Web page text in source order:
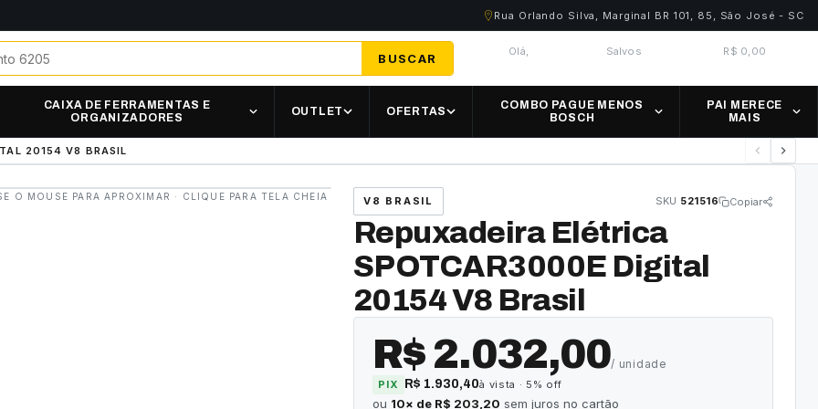
Rua Orlando Silva, Marginal BR 101, 85, São José - SC
BUSCAR
Olá,
Salvos
R$ 0,00
CAIXA DE FERRAMENTAS E
ORGANIZADORES
OUTLET OFERTAS
COMBO PAGUE MENOS
BOSCH
PAI MERECE
MAIS
20154 V8 BRASIL
O MOUSE PARA APROXIMAR · CLIQUE PARA TELA CHEIA V8 BRASIL SKU 521516 Copiar
Repuxadeira Elétrica
SPOTCAR3000E Digital
20154 V8 Brasil
R$ 2.032,00/ unidade
PIX R$ 1.930,40à vista · 5% off
ou 10× de R$ 203,20 sem juros no cartão